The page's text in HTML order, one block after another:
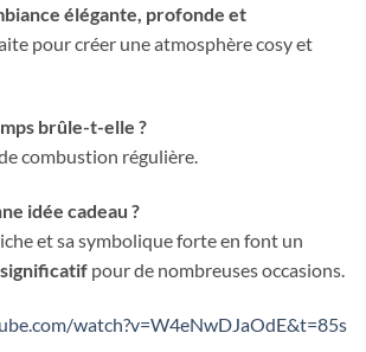
élégante, profonde et
pour créer une atmosphère cosy et
brûle-t-elle ?
combustion régulière.
idée cadeau ?
et sa symbolique forte en font un
pour de nombreuses occasions.
watch?v=W4eNwDJaOdE&t=85s